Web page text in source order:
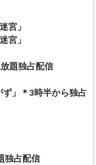
宮」
宮」
題独占配信
」＊3時半から独占
独占配信